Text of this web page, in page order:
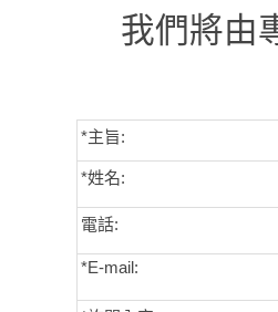
我們將由
*主旨:
*姓名:
電話:
*E-mail: